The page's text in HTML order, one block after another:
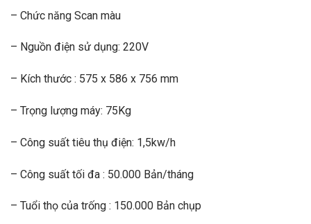
– Chức năng Scan màu
– Nguồn điện sử dụng: 220V
– Kích thước : 575 x 586 x 756 mm
– Trọng lượng máy: 75Kg
– Công suất tiêu thụ điện: 1,5kw/h
– Công suất tối đa : 50.000 Bản/tháng
– Tuổi thọ của trống : 150.000 Bản chụp